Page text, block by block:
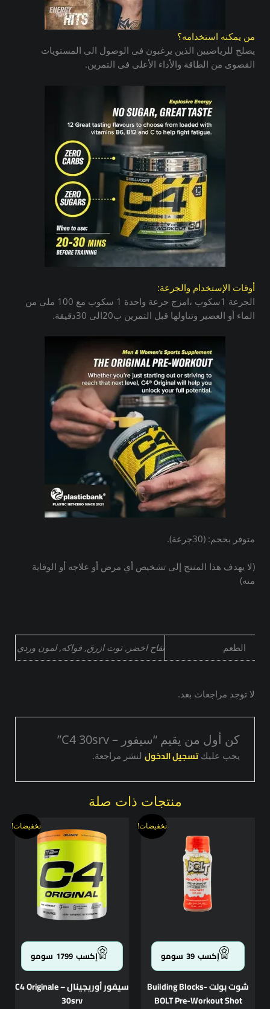
من يمكنه استخدامه؟
يصلح للرياضيين الذين يرغبون فى الوصول الى المستويات
القصوى من الطاقة والأداء الأعلى فى التمرين.
أوقات الإستخدام والجرعة:
الجرعة 1سكوب ،امزج جرعة واحدة 1 سكوب مع 100 ملي من
الماء أو العصير وتناولها قبل التمرين ب20الى 30دقيقة.
متوفر بحجم: (30جرعة).
(لا يهدف هذا المنتج إلى تشخيص أي مرض أو علاجه أو الوقاية
منه)
الطعم تفاح اخضر, توت ازرق, فواكه, لمون وردي
لا توجد مراجعات بعد.
كن أول من يقيم “سيفور – C4 30srv”
يجب عليكتسجيل الدخول لنشر مراجعة.
منتجات ذات صلة
تخفيضات!
إكسب 39 سومو
شوت بولت -Building Blocks
BOLT Pre-Workout Shot
هو:
50,00 EGP.
السعر
الحالي
هو:
هناك
العديد
الخيارات
المنتج
تخفيضات!
إكسب 1799 سومو
سيفور أوريجينال – C4 Originale
30srv
الأصلي
هو:
2000,00 EGP.
السعر
الحالي
هو:
هناك
العديد
على
المنتج